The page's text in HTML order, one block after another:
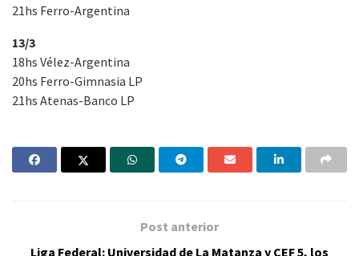
21hs Ferro-Argentina
13/3
18hs Vélez-Argentina
20hs Ferro-Gimnasia LP
21hs Atenas-Banco LP
Post anterior
Liga Federal: Universidad de La Matanza y CEF 5, los